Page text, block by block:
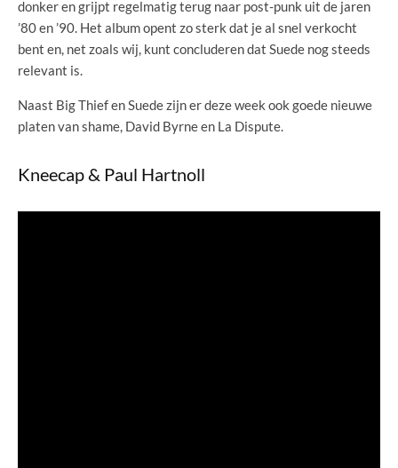
donker en grijpt regelmatig terug naar post-punk uit de jaren
’80 en ’90. Het album opent zo sterk dat je al snel verkocht
bent en, net zoals wij, kunt concluderen dat Suede nog steeds
relevant is.
Naast Big Thief en Suede zijn er deze week ook goede nieuwe
platen van shame, David Byrne en La Dispute.
Kneecap & Paul Hartnoll